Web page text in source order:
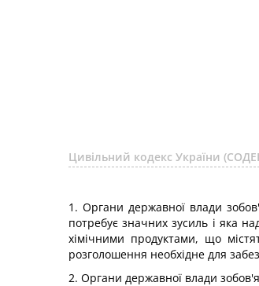
Цивільний кодекс України
1. Органи державної влади
потребує значних зусиль і яка
хімічними продуктами, що
розголошення необхідне для
2. Органи державної влади